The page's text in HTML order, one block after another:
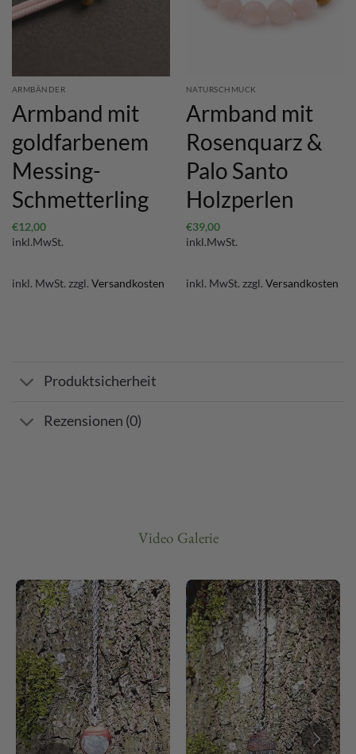
ARMBÄNDER
Armband mit
goldfarbenem
Messing-
Schmetterling
€12,00
inkl.MwSt.
inkl. MwSt. zzgl. Versandkosten
NATURSCHMUCK
Armband mit
Rosenquarz &
Palo Santo
Holzperlen
€39,00
inkl.MwSt.
inkl. MwSt. zzgl. Versandkosten
Produktsicherheit
Rezensionen (0)
Video Galerie